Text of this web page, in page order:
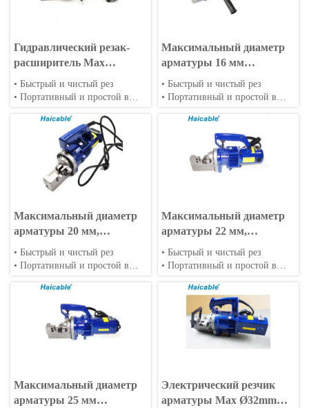
Гидравлический резак-
расширитель Max
Ø300mm BC-300
• Быстрый и чистый рез
• Портативный и простой в
• Широкий спектр применения
Максимальный диаметр
арматуры 16 мм
Электрический резчик
арматуры RC-16
• Быстрый и чистый рез
• Портативный и простой в
• Широкий спектр применения
Максимальный диаметр
арматуры 20 мм,
электрический резак для
арматуры RC-20
• Быстрый и чистый рез
• Портативный и простой в
• Широкий спектр применения
Максимальный диаметр
арматуры 22 мм,
электрический резчик
арматуры RC-22
• Быстрый и чистый рез
• Портативный и простой в
• Широкий спектр применения
Максимальный диаметр
арматуры 25 мм
Электрический резчик
арматуры Max Ø32mm